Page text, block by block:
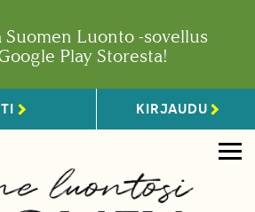
Suomen Luonto -sovellus
Play Storesta!
KIRJAUDU